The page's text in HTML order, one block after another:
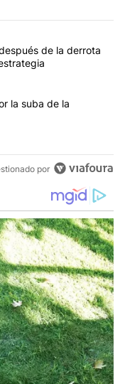
comentarios en los
Rosada busca
de la derrota
apuntó contra Milei
la suba de la
por